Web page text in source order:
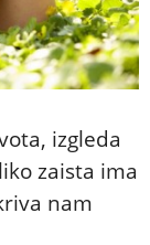
izgleda
zaista ima
nam